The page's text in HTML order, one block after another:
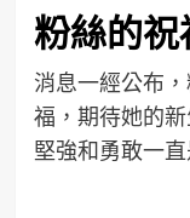
粉絲的祝
消息一經公布
福，期待她的
堅強和勇敢一